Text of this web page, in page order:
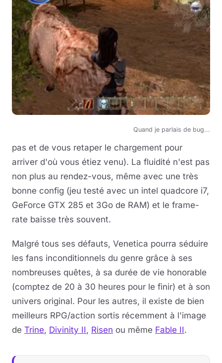
Quand je parlais de bug...
pas et de vous retaper le chargement pour
arriver d'où vous étiez venu). La fluidité n'est pas
non plus au rendez-vous, même avec une très
bonne config (jeu testé avec un intel quadcore i7,
GeForce GTX 285 et 3Go de RAM) et le frame-
rate baisse très souvent.
Malgré tous ses défauts, Venetica pourra séduire
les fans inconditionnels du genre grâce à ses
nombreuses quêtes, à sa durée de vie honorable
(comptez de 20 à 30 heures pour le finir) et à son
univers original. Pour les autres, il existe de bien
meilleurs RPG/action sortis récemment à l'image
de Trine, Divinity II , Risen ou même Fable II.